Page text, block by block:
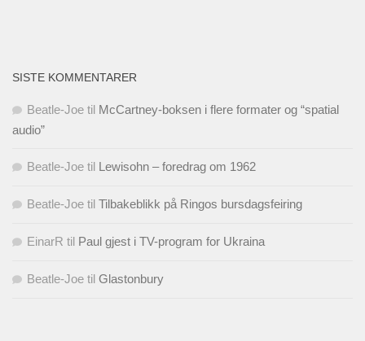
SISTE KOMMENTARER
Beatle-Joe til McCartney-boksen i flere formater og “spatial
audio”
Beatle-Joe til Lewisohn – foredrag om 1962
Beatle-Joe til Tilbakeblikk på Ringos bursdagsfeiring
EinarR til Paul gjest i TV-program for Ukraina
Beatle-Joe til Glastonbury